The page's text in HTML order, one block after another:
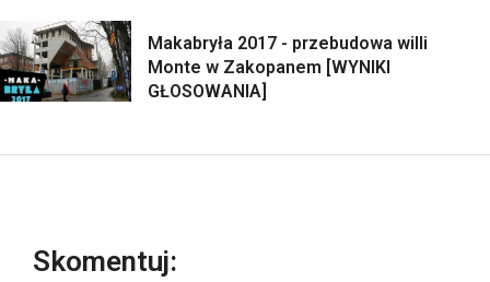
Makabryła 2017 - przebudowa willi
Monte w Zakopanem [WYNIKI
GŁOSOWANIA]
Skomentuj: